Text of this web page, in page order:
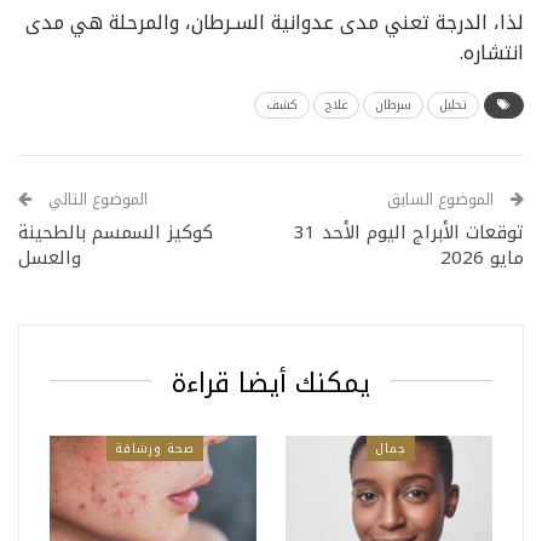
لذا، الدرجة تعني مدى عدوانية السـرطان، والمرحلة هي مدى
انتشاره.
تحليل سرطان علاج كشف
الموضوع السابق
توقعات الأبراج اليوم الأحد 31
مايو 2026
الموضوع التالي
كوكيز السمسم بالطحينة
والعسل
يمكنك أيضا قراءة
جمال صحة ورشاقة